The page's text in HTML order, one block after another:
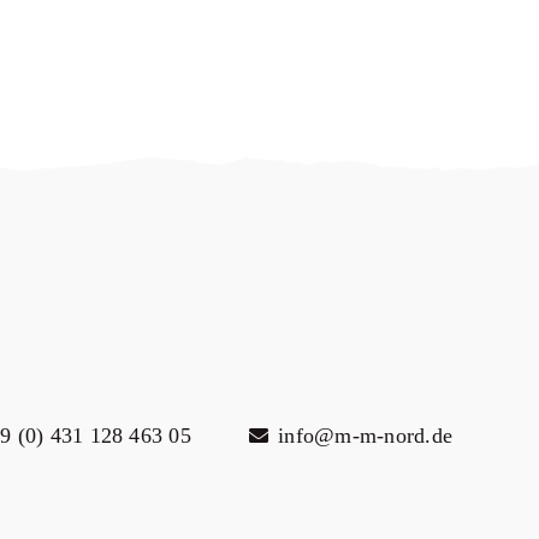
(0) 431 128 463 05 info@m-m-nord.de